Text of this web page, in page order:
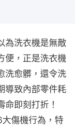
為洗衣機是無敵
便，正是洗衣機
洗愈髒，還令洗
導致內部零件耗
即刻打折！
大傷機行為，特